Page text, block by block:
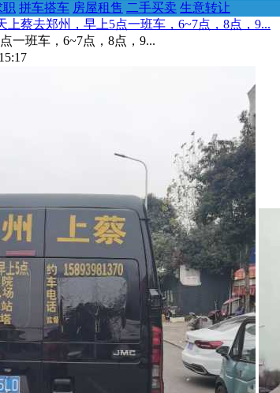
职 拼车搭车 房屋租售 二手买卖 生意转让
上蔡去郑州，早上5点一班车，6~7点，8点，9...
一班车，6~7点，8点，9...